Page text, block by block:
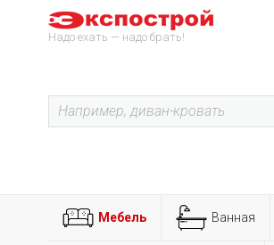
Надо ехать — надо брать!
Мебель Ванная